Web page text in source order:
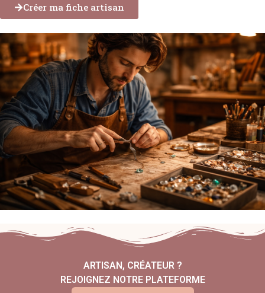
Créer ma fiche artisan
ARTISAN, CRÉATEUR ?
REJOIGNEZ NOTRE PLATEFORME